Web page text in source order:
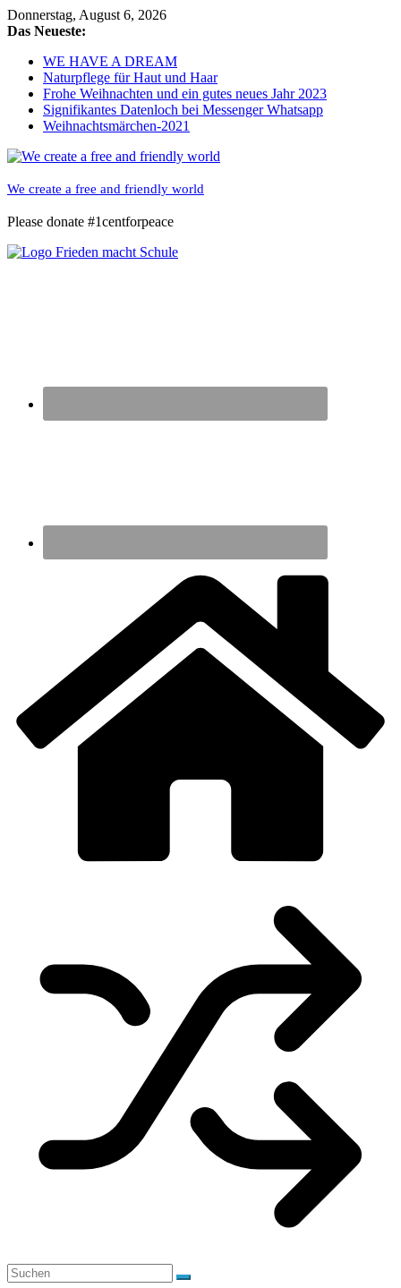
Skip
to
Donnerstag, August 6, 2026
Das Neueste:
WE HAVE A DREAM
Naturpflege für Haut und Haar
Frohe Weihnachten und ein gutes neues Jahr 2023
Signifikantes Datenloch bei Messenger Whatsapp
Weihnachtsmärchen-2021
We create a free and friendly world
Please donate #1centforpeace